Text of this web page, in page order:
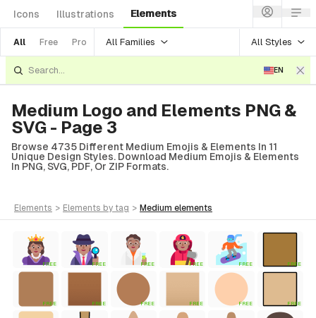
Icons Illustrations Elements
All Free Pro All Families All Styles
EN
Medium Logo and Elements PNG &
SVG - Page 3
Browse 4735 Different Medium Emojis & Elements In 11
Unique Design Styles. Download Medium Emojis & Elements
In PNG, SVG, PDF, Or ZIP Formats.
elements > elements by tag > medium elements
FREE FREE FREE FREE FREE FREE
FREE FREE FREE FREE FREE FREE